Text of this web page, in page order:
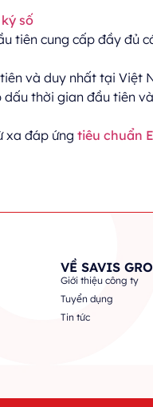
số
tiên cung cấp đầy đủ
và duy nhất tại Việt
dấu thời gian đầu tiên
xa đáp ứng tiêu chuẩn
VỀ SAVIS
Giới thiệu công ty
Tuyển dụng
Tin tức